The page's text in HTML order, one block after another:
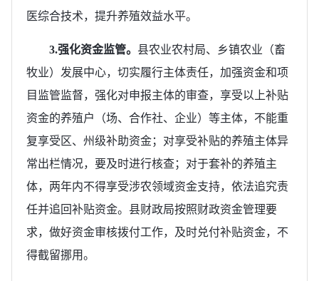
医综合技术，提升养殖效益水平。
3.强化资金监管。 县农业农村局、乡镇农业（畜
牧业）发展中心，切实履行主体责任，加强资金和项
目监管监督，强化对申报主体的审查，享受以上补贴
资金的养殖户（场、合作社、企业）等主体，不能重
复享受区、州级补助资金；对享受补贴的养殖主体异
常出栏情况，要及时进行核查；对于套补的养殖主
体，两年内不得享受涉农领域资金支持，依法追究责
任并追回补贴资金。县财政局按照财政资金管理要
求，做好资金审核拨付工作，及时兑付补贴资金，不
得截留挪用。